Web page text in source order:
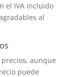
el IVA incluido
al
aunque
puede